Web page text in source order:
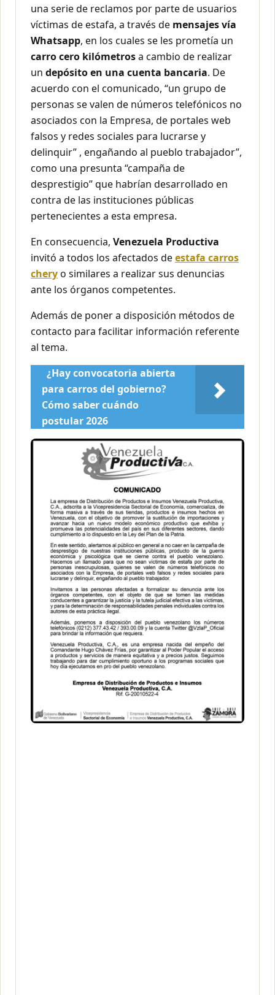
una serie de reclamos por parte de usuarios
víctimas de estafa, a través de mensajes vía
Whatsapp, en los cuales se les prometía un
carro cero kilómetrosa cambio de realizar
un depósito en una cuenta bancaria. De
acuerdo con el comunicado, “un grupo de
personas se valen de números telefónicos no
asociados con la Empresa, de portales web
falsos y redes sociales para lucrarse y
delinquir” , engañando al pueblo trabajador”,
como una presunta “campaña de
desprestigio” que habrían desarrollado en
contra de las instituciones públicas
pertenecientes a esta empresa.
En consecuencia, Venezuela Productiva
invitó a todos los afectados deestafa carros
cheryo similares a realizar sus denuncias
ante los órganos competentes.
Además de poner a disposición métodos de
contacto para facilitar información referente
al tema.
¿Hay convocatoria abierta
para carros del gobierno?
Cómo saber cuándo
postular 2026